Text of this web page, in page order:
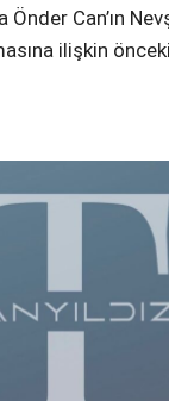
Önder Can’ın
ilişkin